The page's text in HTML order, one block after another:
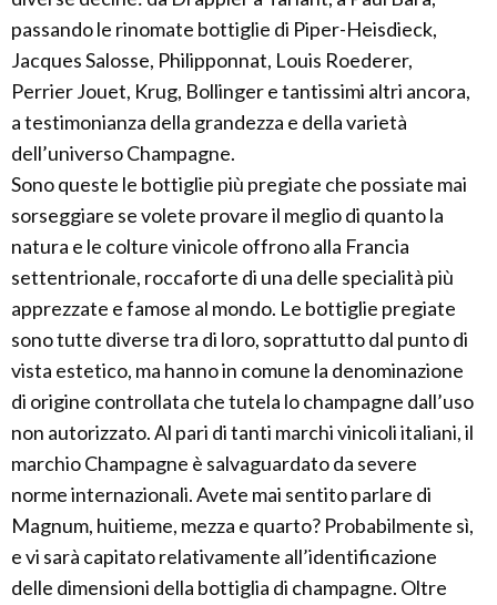
passando le rinomate bottiglie di Piper-Heisdieck,
Jacques Salosse, Philipponnat, Louis Roederer,
Perrier Jouet, Krug, Bollinger e tantissimi altri ancora,
a testimonianza della grandezza e della varietà
dell’universo Champagne.
Sono queste le bottiglie più pregiate che possiate mai
sorseggiare se volete provare il meglio di quanto la
natura e le colture vinicole offrono alla Francia
settentrionale, roccaforte di una delle specialità più
apprezzate e famose al mondo. Le bottiglie pregiate
sono tutte diverse tra di loro, soprattutto dal punto di
vista estetico, ma hanno in comune la denominazione
di origine controllata che tutela lo champagne dall’uso
non autorizzato. Al pari di tanti marchi vinicoli italiani, il
marchio Champagne è salvaguardato da severe
norme internazionali. Avete mai sentito parlare di
Magnum, huitieme, mezza e quarto? Probabilmente sì,
e vi sarà capitato relativamente all’identificazione
delle dimensioni della bottiglia di champagne. Oltre